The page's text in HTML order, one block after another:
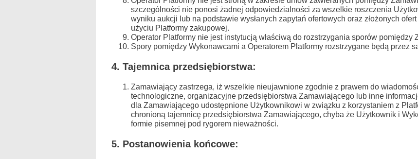
szczególności nie ponosi żadnej odpowiedzialności za wszelkie roszczenia
wyniku aukcji lub na podstawie wysłanych zapytań ofertowych oraz złożonych
użyciu Platformy zakupowej.
Operator Platformy nie jest instytucją właściwą do rozstrzygania sporów pomiędzy
Spory pomiędzy Wykonawcami a Operatorem Platformy rozstrzygane będą przez
4. Tajemnica przedsiębiorstwa:
Zamawiający zastrzega, iż wszelkie nieujawnione zgodnie z prawem do
technologiczne, organizacyjne przedsiębiorstwa Zamawiającego lub inne
dla Zamawiającego udostępnione Użytkownikowi w związku z korzystaniem z
chronioną tajemnicę przedsiębiorstwa Zamawiającego, chyba że Użytkownik i
formie pisemnej pod rygorem nieważności.
5. Postanowienia końcowe: